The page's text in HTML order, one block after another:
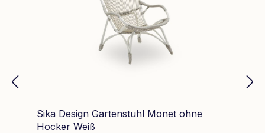
Sika Design Gartenstuhl Monet ohne
Hocker Weiß